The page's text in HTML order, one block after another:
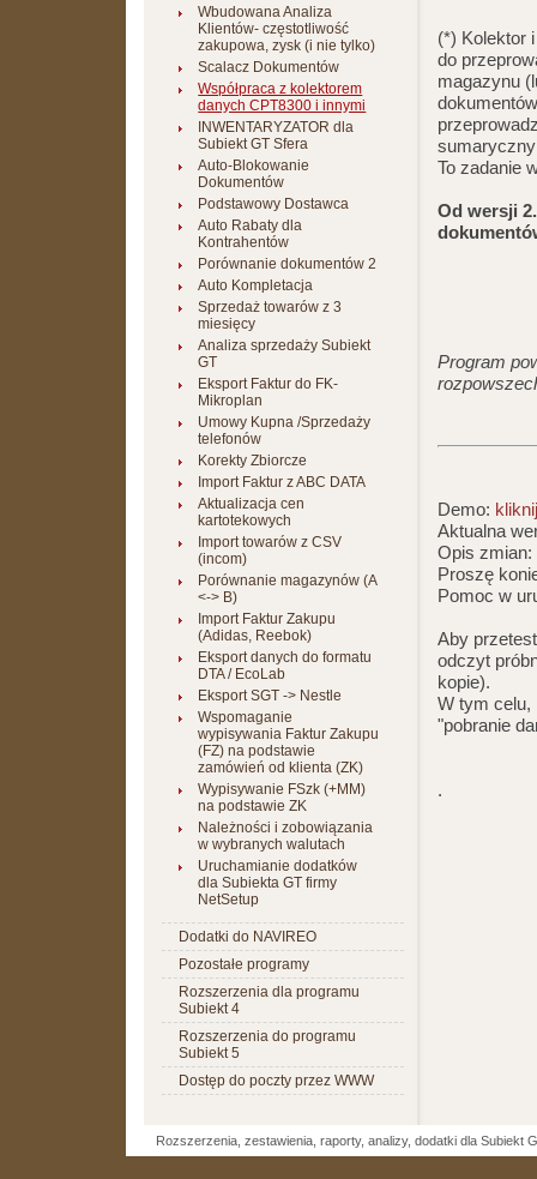
Wbudowana Analiza
Klientów- częstotliwość
zakupowa, zysk (i nie tylko)
Scalacz Dokumentów
Współpraca z kolektorem
danych CPT8300 i innymi
INWENTARYZATOR dla
Subiekt GT Sfera
Auto-Blokowanie
Dokumentów
Podstawowy Dostawca
Auto Rabaty dla
Kontrahentów
Porównanie dokumentów 2
Auto Kompletacja
Sprzedaż towarów z 3
miesięcy
Analiza sprzedaży Subiekt
GT
Eksport Faktur do FK-
Mikroplan
Umowy Kupna /Sprzedaży
telefonów
Korekty Zbiorcze
Import Faktur z ABC DATA
Aktualizacja cen
kartotekowych
Import towarów z CSV
(incom)
Porównanie magazynów (A
<-> B)
Import Faktur Zakupu
(Adidas, Reebok)
Eksport danych do formatu
DTA / EcoLab
Eksport SGT -> Nestle
Wspomaganie
wypisywania Faktur Zakupu
(FZ) na podstawie
zamówień od klienta (ZK)
Wypisywanie FSzk (+MM)
na podstawie ZK
Należności i zobowiązania
w wybranych walutach
Uruchamianie dodatków
dla Subiekta GT firmy
NetSetup
Dodatki do NAVIREO
Pozostałe programy
Rozszerzenia dla programu
Subiekt 4
Rozszerzenia do programu
Subiekt 5
Dostęp do poczty przez WWW
(*) Kolektor
do
magazynu
To zadanie
Od wersji
Program
Demo:
Aktualna
Opis zmian:
Proszę
Pomoc w
Aby
odczyt
kopie).
W tym celu,
"pobranie
.
Rozszerzenia, zestawienia, raporty, analizy, dodatki dla Subiekt